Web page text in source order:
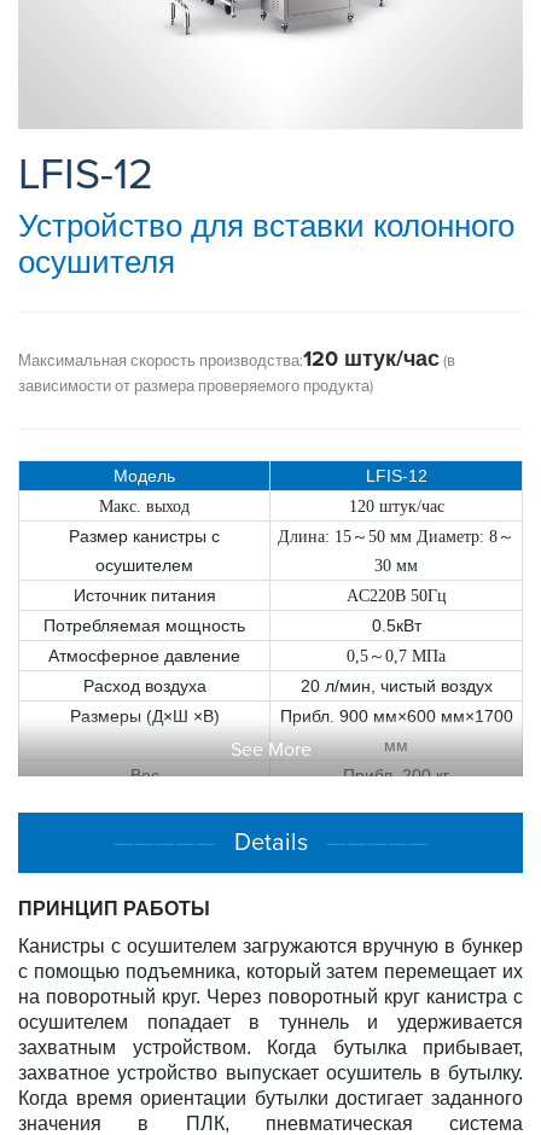
LFIS-12
Устройство для вставки колонного
осушителя
Максимальная скорость производства:120 штук/час(в
зависимости от размера проверяемого продукта)
Модель LFIS-12
Макс. выход 120 штук/час
Размер канистры с
осушителем
Длина: 15 ～ 50 мм Диаметр: 8 ～
30 мм
Источник питания AC220В 50Гц
Потребляемая мощность
0.5кВт
Атмосферное давление
0,5 ～ 0,7 МПа
Расход воздуха
20 л/мин, чистый воздух
Размеры (Д×Ш ×В)
Прибл. 900 мм×600 мм×1700
мм
Вес
Прибл. 200 кг
See More
————— Details —————
ПРИНЦИП РАБОТЫ
Канистры с осушителем загружаются вручную в бункер
с помощью подъемника, который затем перемещает их
на поворотный круг. Через поворотный круг канистра с
осушителем попадает в туннель и удерживается
захватным устройством. Когда бутылка прибывает,
захватное устройство выпускает осушитель в бутылку.
Когда время ориентации бутылки достигает заданного
значения в ПЛК, пневматическая система